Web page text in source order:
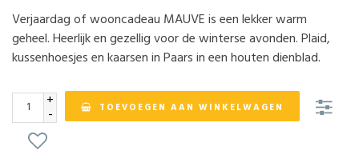
Verjaardag of wooncadeau MAUVE is een lekker warm
geheel. Heerlijk en gezellig voor de winterse avonden. Plaid,
kussenhoesjes en kaarsen in Paars in een houten dienblad.
+
- TOEVOEGEN AAN WINKELWAGEN